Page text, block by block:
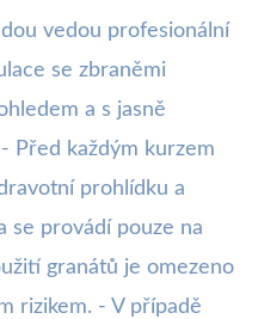
vedou profesionální
se zbraněmi
a s jasně
Před každým kurzem
prohlídku a
se provádí pouze na
granátů je omezeno
rizikem. - V případě